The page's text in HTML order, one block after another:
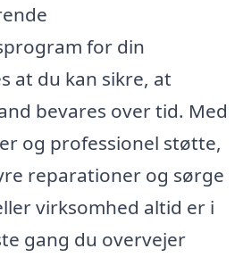
for din
at du kan sikre, at
bevares over tid. Med
og professionel støtte,
reparationer og sørge
virksomhed altid er i
gang du overvejer